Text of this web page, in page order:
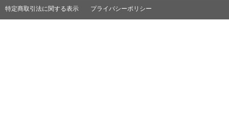
特定商取引法に関する表示 プライバシーポリシー